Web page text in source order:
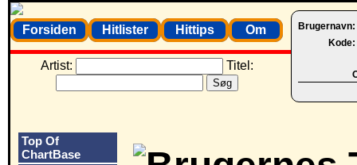
Brugernavn:
Kode:
Forsiden Hitlister Hittips Om
Artist: Titel:
Top Of
ChartBase